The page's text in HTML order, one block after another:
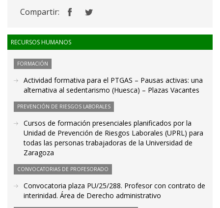
Compartir:
RECURSOS HUMANOS
FORMACIÓN
Actividad formativa para el PTGAS – Pausas activas: una
alternativa al sedentarismo (Huesca) – Plazas Vacantes
PREVENCIÓN DE RIESGOS LABORALES
Cursos de formación presenciales planificados por la
Unidad de Prevención de Riesgos Laborales (UPRL) para
todas las personas trabajadoras de la Universidad de
Zaragoza
CONVOCATORIAS DE PROFESORADO
Convocatoria plaza PU/25/288. Profesor con contrato de
interinidad. Área de Derecho administrativo